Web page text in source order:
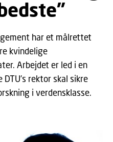
har et målrettet
kvindelige
Arbejdet er led i en
rektor skal sikre
i verdensklasse.